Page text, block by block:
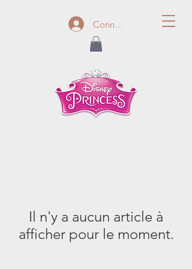
Connexion
Il n'y a aucun article à
afficher pour le moment.